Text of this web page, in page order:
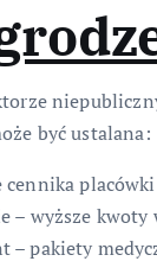
być ustalana:
placówki
– wyższe kwoty
– pakiety